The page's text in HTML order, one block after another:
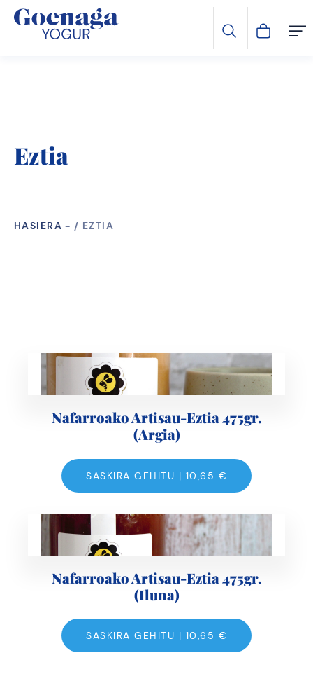
Eztia
HASIERA - EZTIA
Nafarroako Artisau-Eztia 475gr.
(Argia)
SASKIRA GEHITU | 10,65 €
Nafarroako Artisau-Eztia 475gr.
(Iluna)
SASKIRA GEHITU | 10,65 €